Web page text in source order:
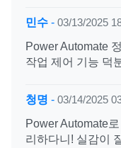
민수 - 03/13/2025
Power Automate
작업 제어 기능 덕
청명 - 03/14/2025
Power Automate
리하다니! 실감이